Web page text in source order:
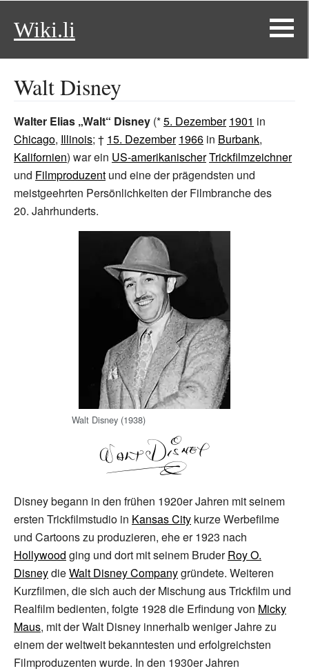
Wiki.li
Walt Disney
Walter Elias „Walt“ Disney (*5. Dezember 1901 in
Chicago, Illinois; † 15. Dezember 1966 in Burbank,
Kalifornien) war ein US-amerikanischerTrickfilmzeichner
und Filmproduzent und eine der prägendsten und
meistgeehrten Persönlichkeiten der Filmbranche des
20. Jahrhunderts.
Walt Disney (1938)
Disney begann in den frühen 1920er Jahren mit seinem
ersten Trickfilmstudio in Kansas City kurze Werbefilme
und Cartoons zu produzieren, ehe er 1923 nach
Hollywood ging und dort mit seinem BruderRoy O.
DisneydieWalt Disney Companygründete. Weiteren
Kurzfilmen, die sich auch der Mischung aus Trickfilm und
Realfilm bedienten, folgte 1928 die Erfindung von Micky
Maus, mit der Walt Disney innerhalb weniger Jahre zu
einem der weltweit bekanntesten und erfolgreichsten
Filmproduzenten wurde. In den 1930er Jahren